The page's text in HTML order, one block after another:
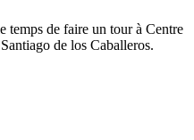
temps de faire un tour à Centre
de los Caballeros.